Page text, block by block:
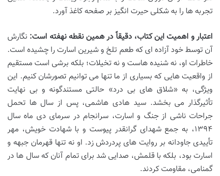
تجربه ها را به شکلی حیرت انگیز بر صفحه کاغذ آورد.
اعتبار و اهمیت این کتاب، دقیقاً در همین نقطه نهفته است: نگارش
آن توسط خود آزاده ای که طعم تلخ و شیرین اسارت را چشیده است.
خاطرات او، نه شنیده هاست و نه تخیلات؛ بلکه برشی است مستقیم
از واقعیت هایی که بسیاری از ما تنها می توانیم تصورشان کنیم. این
ویژگی، به «شلاق های بی درد» حالتی مستندگونه و بی نهایت
تأثیرگذار می بخشد. سید هادی هاشمی، پس از سال ها تحمل
جراحات ناشی از جنگ و اسارت، سرانجام در سرمای دی ماه سال
۱۳۹۴، به جمع شهدای گرانقدر پیوست و با شهادت خویش، مهر
تأییدی جاودانه بر روایت های پردردش زد. او نه تنها قهرمان جبهه و
اسارت بود، بلکه با قلمش، صدایی شد برای تمام آنان که سال ها در
گمنامی، مقاومت کردند.